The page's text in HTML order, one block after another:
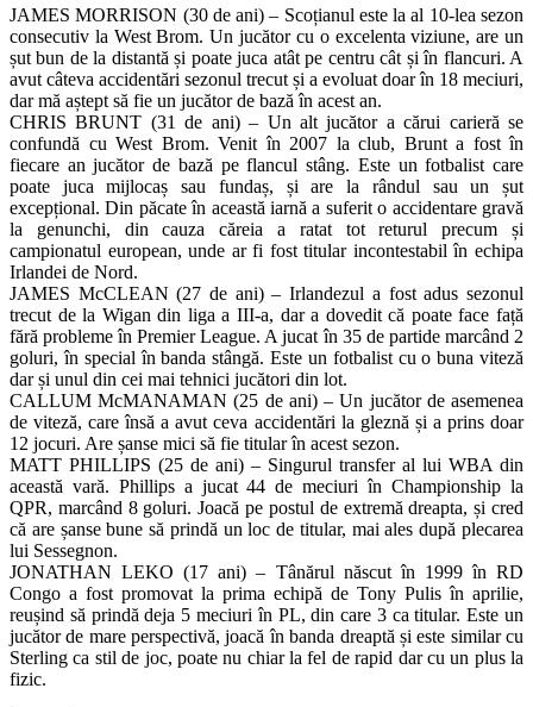
JAMES MORRISON (30 de ani) – Scoțianul este la al 10-lea sezon
consecutiv la West Brom. Un jucător cu o excelenta viziune, are un
șut bun de la distantă și poate juca atât pe centru cât și în flancuri. A
avut câteva accidentări sezonul trecut și a evoluat doar în 18 meciuri,
dar mă aștept să fie un jucător de bază în acest an.
CHRIS BRUNT (31 de ani) – Un alt jucător a cărui carieră se
confundă cu West Brom. Venit în 2007 la club, Brunt a fost în
fiecare an jucător de bază pe flancul stâng. Este un fotbalist care
poate juca mijlocaș sau fundaș, și are la rândul sau un șut
excepțional. Din păcate în această iarnă a suferit o accidentare gravă
la genunchi, din cauza căreia a ratat tot returul precum și
campionatul european, unde ar fi fost titular incontestabil în echipa
Irlandei de Nord.
JAMES McCLEAN (27 de ani) – Irlandezul a fost adus sezonul
trecut de la Wigan din liga a III-a, dar a dovedit că poate face față
fără probleme în Premier League. A jucat în 35 de partide marcând 2
goluri, în special în banda stângă. Este un fotbalist cu o buna viteză
dar și unul din cei mai tehnici jucători din lot.
CALLUM McMANAMAN (25 de ani) – Un jucător de asemenea
de viteză, care însă a avut ceva accidentări la gleznă și a prins doar
12 jocuri. Are șanse mici să fie titular în acest sezon.
MATT PHILLIPS (25 de ani) – Singurul transfer al lui WBA din
această vară. Phillips a jucat 44 de meciuri în Championship la
QPR, marcând 8 goluri. Joacă pe postul de extremă dreapta, și cred
că are șanse bune să prindă un loc de titular, mai ales după plecarea
lui Sessegnon.
JONATHAN LEKO (17 ani) – Tânărul născut în 1999 în RD
Congo a fost promovat la prima echipă de Tony Pulis în aprilie,
reușind să prindă deja 5 meciuri în PL, din care 3 ca titular. Este un
jucător de mare perspectivă, joacă în banda dreaptă și este similar cu
Sterling ca stil de joc, poate nu chiar la fel de rapid dar cu un plus la
fizic.